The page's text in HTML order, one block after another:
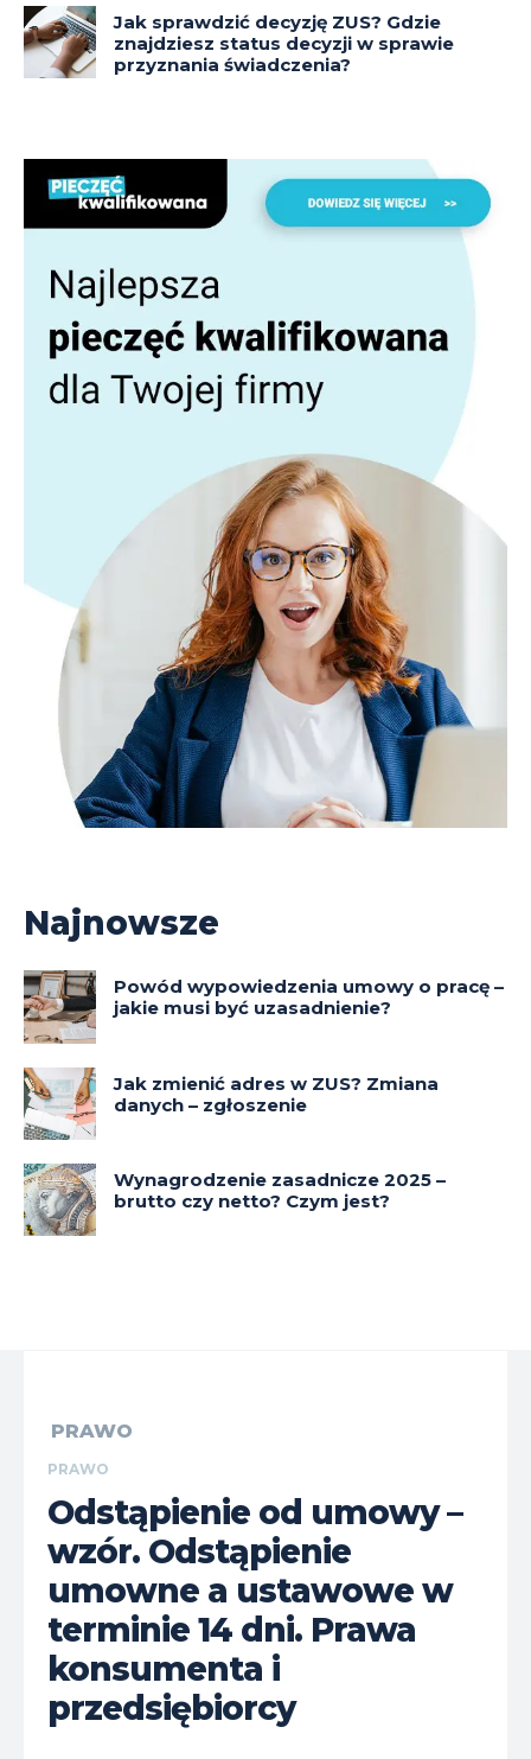
Jak sprawdzić decyzję ZUS? Gdzie
znajdziesz status decyzji w sprawie
przyznania świadczenia?
Najnowsze
Powód wypowiedzenia umowy o pracę –
jakie musi być uzasadnienie?
Jak zmienić adres w ZUS? Zmiana
danych – zgłoszenie
Wynagrodzenie zasadnicze 2025 –
brutto czy netto? Czym jest?